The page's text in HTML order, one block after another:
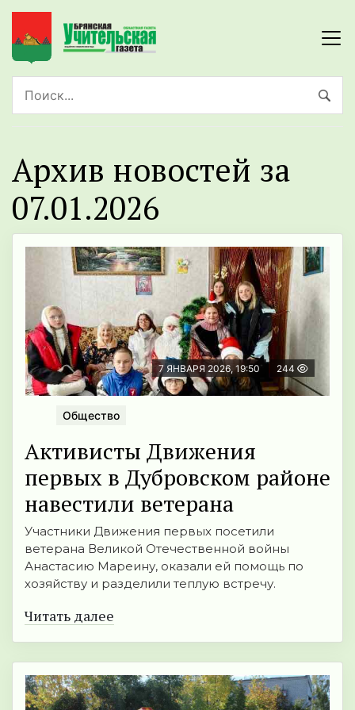
Архив новостей за
07.01.2026
7 ЯНВАРЯ 2026, 19:50 244
Общество
Активисты Движения
первых в Дубровском районе
навестили ветерана
Участники Движения первых посетили
ветерана Великой Отечественной войны
Анастасию Мареину, оказали ей помощь по
хозяйству и разделили теплую встречу.
Читать далее